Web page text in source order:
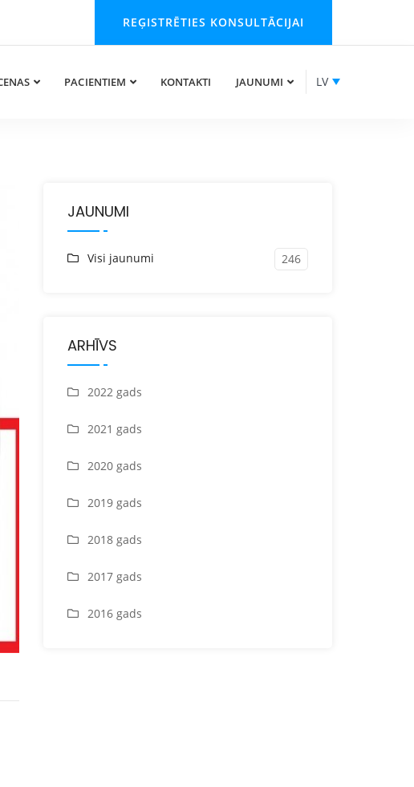
REĢISTRĒTIES KONSULTĀCIJAI
LV
PACIENTIEM KONTAKTI JAUNUMI
JAUNUMI
Visi jaunumi 246
ARHĪVS
2022 gads
2021 gads
2020 gads
2019 gads
2018 gads
2017 gads
2016 gads